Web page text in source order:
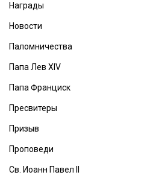
Награды
Новости
Паломничества
Папа Лев XIV
Папа Франциск
Пресвитеры
Призыв
Проповеди
Св. Иоанн Павел II